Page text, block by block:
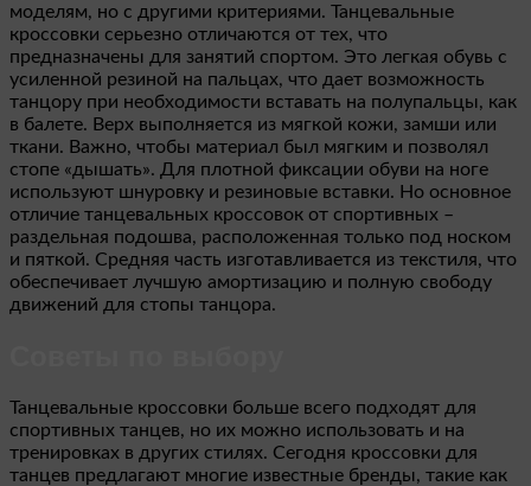
моделям, но с другими критериями. Танцевальные
кроссовки серьезно отличаются от тех, что
предназначены для занятий спортом. Это легкая обувь с
усиленной резиной на пальцах, что дает возможность
танцору при необходимости вставать на полупальцы, как
в балете. Верх выполняется из мягкой кожи, замши или
ткани. Важно, чтобы материал был мягким и позволял
стопе «дышать». Для плотной фиксации обуви на ноге
используют шнуровку и резиновые вставки. Но основное
отличие танцевальных кроссовок от спортивных –
раздельная подошва, расположенная только под носком
и пяткой. Средняя часть изготавливается из текстиля, что
обеспечивает лучшую амортизацию и полную свободу
движений для стопы танцора.
Танцевальные кроссовки больше всего подходят для
спортивных танцев, но их можно использовать и на
тренировках в других стилях. Сегодня кроссовки для
танцев предлагают многие известные бренды, такие как